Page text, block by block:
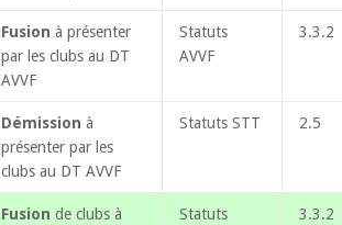
Fusion à présenter
par les clubs au DT
AVVF
Statuts
AVVF
3.3.2
Démission à
présenter par les
clubs au DT AVVF
Statuts STT 2.5
Fusion de clubs à
Statuts
3.3.2